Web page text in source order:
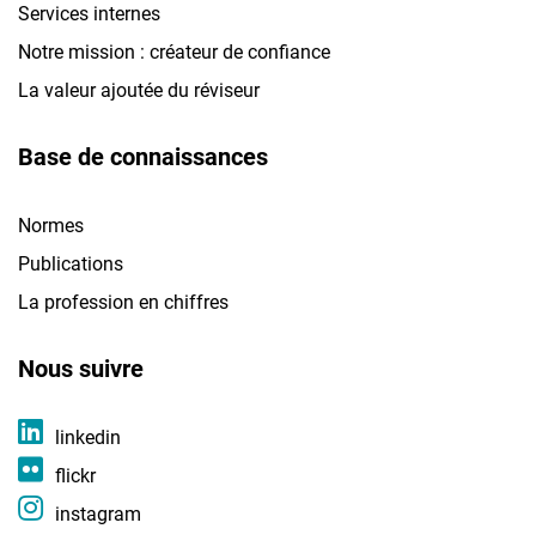
Services internes
Notre mission : créateur de confiance
La valeur ajoutée du réviseur
Base de connaissances
Normes
Publications
La profession en chiffres
Nous suivre
linkedin
flickr
instagram